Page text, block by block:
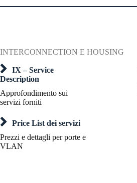
INTERCONNECTION E HOUSING
IX – Service
Description
Approfondimento sui
servizi forniti
Price List dei servizi
Prezzi e dettagli per porte e
VLAN